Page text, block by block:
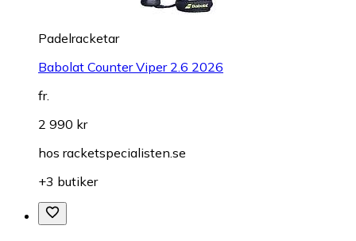
Padelracketar
Babolat Counter Viper 2.6 2026
fr.
2 990 kr
hos racketspecialisten.se
+3 butiker